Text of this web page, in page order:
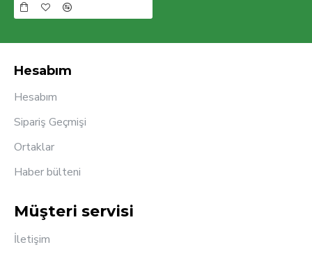
Hesabım
Hesabım
Sipariş Geçmişi
Ortaklar
Haber bülteni
Müşteri servisi
İletişim